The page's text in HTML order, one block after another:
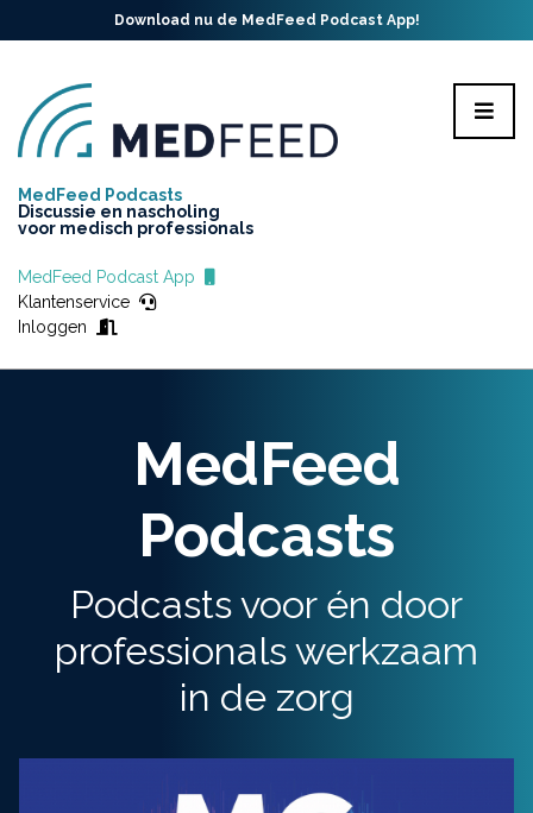
Download nu de MedFeed Podcast App!
MedFeed Podcasts
Discussie en nascholing
voor medisch professionals
MedFeed Podcast App
Klantenservice
Inloggen
MedFeed
Podcasts
Podcasts voor én door
professionals werkzaam
in de zorg